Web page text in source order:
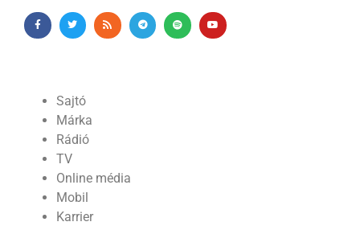
Sajtó
Márka
Rádió
TV
Online média
Mobil
Karrier